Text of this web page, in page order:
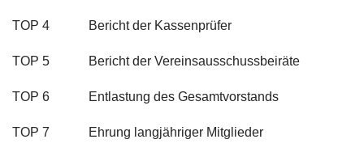
TOP 4 Bericht der Kassenprüfer
TOP 5 Bericht der Vereinsausschussbeiräte
TOP 6 Entlastung des Gesamtvorstands
TOP 7 Ehrung langjähriger Mitglieder